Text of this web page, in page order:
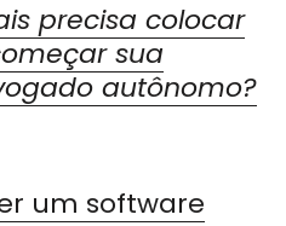
precisa colocar
sua
autônomo?
um software